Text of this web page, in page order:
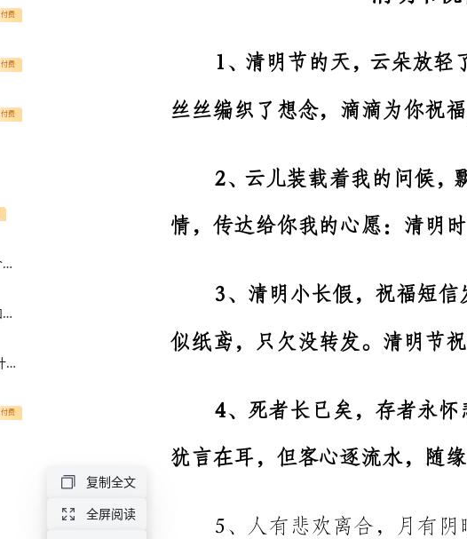
付费
付费
付费
南阳锦弘实业有限责任公司介绍企业发展分析报告
五年级数学上册小数的意义和性质教案苏教版
2024年泾县中级统计师《统计工作实务》深度预测试题及答案
付费
复制全文
全屏阅读